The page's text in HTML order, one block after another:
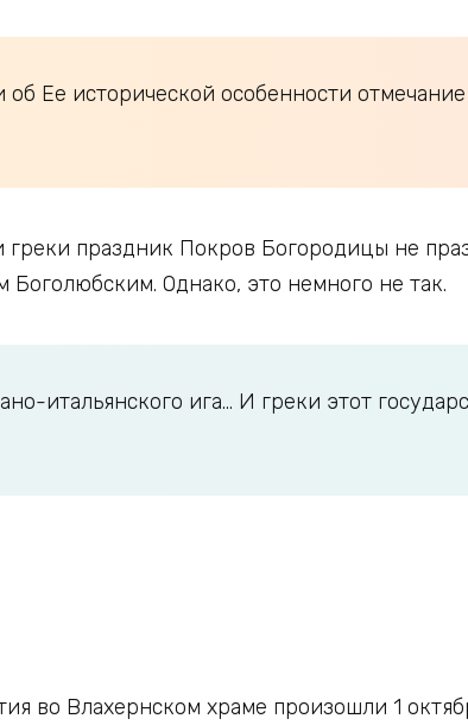
Ее исторической особенности
греки праздник Покров Богородицы не
Однако, это немного не так.
итальянского ига… И греки этот
во Влахернском храме произошли 1